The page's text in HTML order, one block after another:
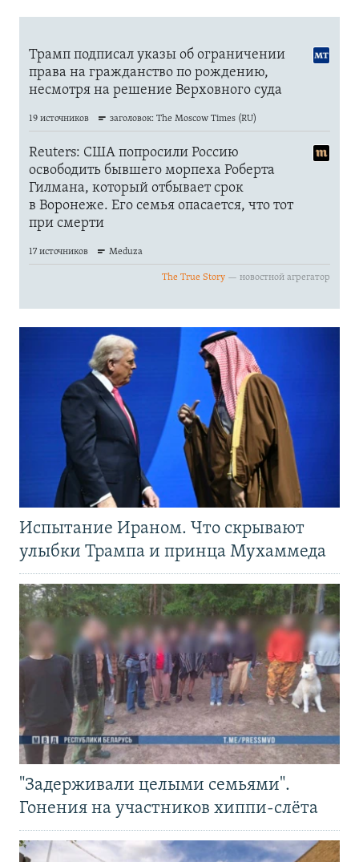
Испытание Ираном. Что скрывают
улыбки Трампа и принца Мухаммеда
"Задерживали целыми семьями".
Гонения на участников хиппи-слёта